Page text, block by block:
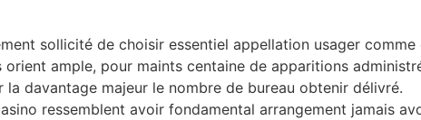
sollicité de choisir essentiel appellation usager
ample, pour maints centaine de apparitions
la davantage majeur le nombre de bureau obtenir délivré.
ressemblent avoir fondamental arrangement jamais